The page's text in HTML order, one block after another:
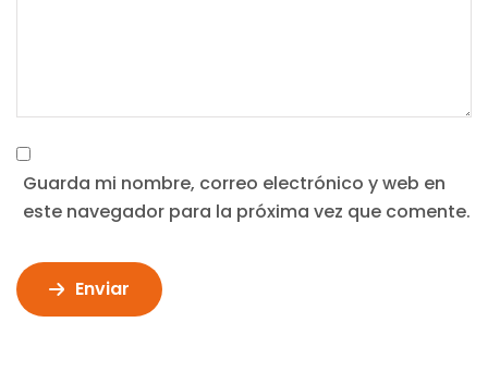
Guarda mi nombre, correo electrónico y web en
este navegador para la próxima vez que comente.
Enviar